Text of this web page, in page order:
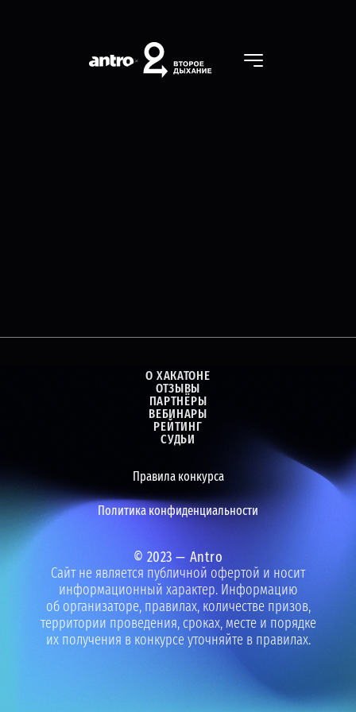
О ХАКАТОНЕ
ОТЗЫВЫ
ПАРТНЁРЫ
ВЕБИНАРЫ
РЕЙТИНГ
СУДЬИ
Правила конкурса
Политика конфиденциальности
© 2023 — Antro
Сайт не является публичной офертой и носит
информационный характер. Информацию
об организаторе, правилах,количестве призов,
территории проведения, сроках, месте и порядке
их получения в конкурсе уточняйте в правилах.